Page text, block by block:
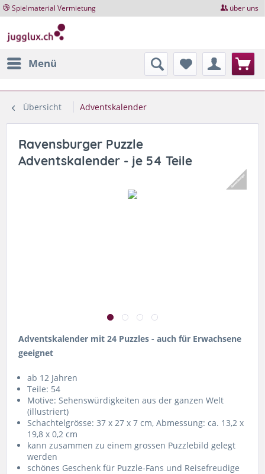
Spielmaterial Vermietung über uns
Menü
Übersicht Adventskalender
Ravensburger Puzzle
Adventskalender - je 54 Teile
Adventskalender mit 24 Puzzles - auch für Erwachsene
geeignet
ab 12 Jahren
Teile: 54
Motive: Sehenswürdigkeiten aus der ganzen Welt
(illustriert)
Schachtelgrösse: 37 x 27 x 7 cm, Abmessung: ca. 13,2 x
19,8 x 0,2 cm
kann zusammen zu einem grossen Puzzlebild gelegt
werden
schönes Geschenk für Puzzle-Fans und Reisefreudige